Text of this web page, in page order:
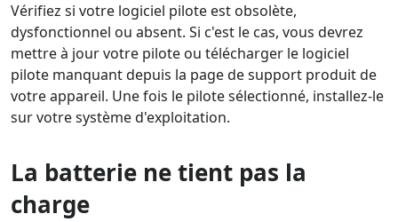
Vérifiez si votre logiciel pilote est obsolète,
dysfonctionnel ou absent. Si c'est le cas, vous devrez
mettre à jour votre pilote ou télécharger le logiciel
pilote manquant depuis la page de support produit de
votre appareil. Une fois le pilote sélectionné, installez-le
sur votre système d'exploitation.
La batterie ne tient pas la
charge